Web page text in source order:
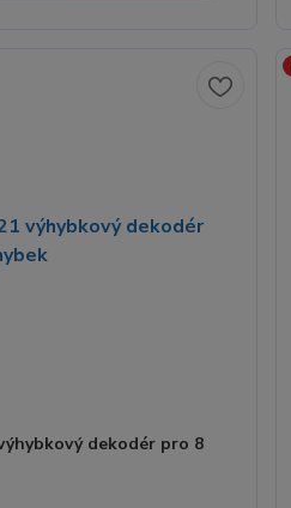
dekodér pro 8